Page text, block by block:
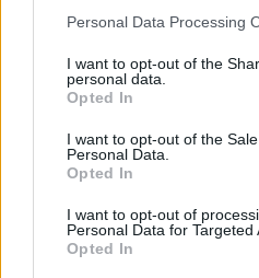
Please note that this website/
not limited to your visit or usage
grant or deny consent to
use your data for below
consent section.
Personal Data Processing
I want to opt-out of the
personal data.
Opted In
I want to opt-out of the
Personal Data.
Opted In
I want to opt-out of
Personal Data for Targeted
Opted In
Facebookon is!